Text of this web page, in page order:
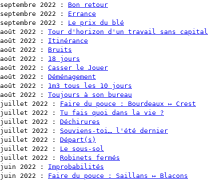
septembre 2022
:
Bon retour
septembre 2022
:
Errance
septembre 2022
:
Le prix du blé
août 2022
:
Tour d'horizon d'un travail sans capital
août 2022
:
Itinérance
août 2022
:
Bruits
août 2022
:
18 jours
août 2022
:
Casser le Jouer
août 2022
:
Déménagement
août 2022
:
1m3 tous les 10 jours
août 2022
:
Toujours à son bureau
juillet 2022
:
Faire du pouce : Bourdeaux ↦ Crest
juillet 2022
:
Tu fais quoi dans la vie ?
juillet 2022
:
Déchirures
juillet 2022
:
Souviens-toi… l'été dernier
juillet 2022
:
Départ(s)
juillet 2022
:
Le sous-sol
juillet 2022
:
Robinets fermés
juin 2022
:
Improbabilités
juin 2022
:
Faire du pouce : Saillans ↦ Blacons